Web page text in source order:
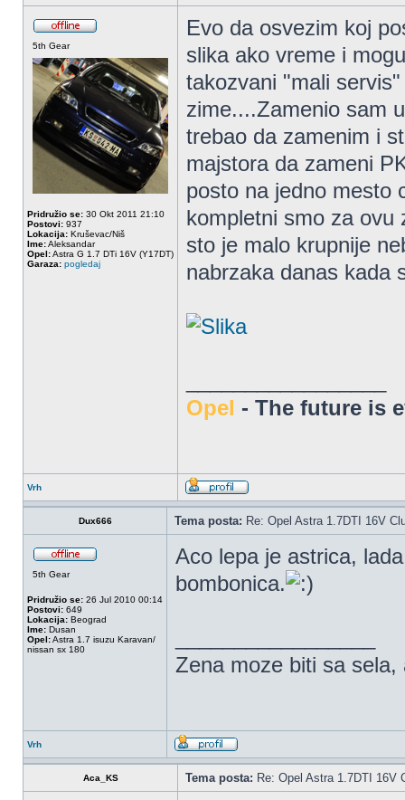
5th Gear
Pridružio se: 30 Okt 2011 21:10
Postovi: 937
Lokacija: Kruševac/Niš
Ime:Aleksandar
Opel:Astra G 1.7 DTi 16V (Y17DT)
Garaza: pogledaj
Evo da osvezim koj
slika ako vreme i
takozvani "mali
zime....Zamenio sam
trebao da zamenim i
majstora da zameni
posto na jedno mesto
kompletni smo za
sto je malo krupnije
nabrzaka danas kada
Opel - The future is
Vrh
Dux666 Tema posta: Re: Opel Astra 1.7DTI 16V
5th Gear
Pridružio se: 26 Jul 2010 00:14
Postovi: 649
Lokacija: Beograd
Ime: Dusan
Opel:Astra 1.7 isuzu Karavan/
nissan sx 180
Aco lepa je astrica,
bombonica.
Zena moze biti sa
Vrh
Aca_KS Tema posta: Re: Opel Astra 1.7DTI 16V